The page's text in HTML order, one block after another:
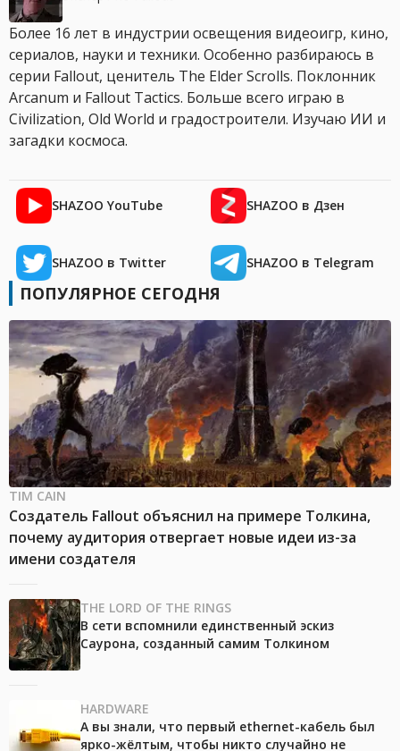
Более 16 лет в индустрии освещения видеоигр, кино,
сериалов, науки и техники. Особенно разбираюсь в
серии Fallout, ценитель The Elder Scrolls. Поклонник
Arcanum и Fallout Tactics. Больше всего играю в
Civilization, Old World и градостроители. Изучаю ИИ и
загадки космоса.
SHAZOO YouTube SHAZOO в Дзен
SHAZOO в Twitter SHAZOO в Telegram
ПОПУЛЯРНОЕ СЕГОДНЯ
TIM CAIN
Создатель Fallout объяснил на примере Толкина,
почему аудитория отвергает новые идеи из-за
имени создателя
THE LORD OF THE RINGS
В сети вспомнили единственный эскиз
Саурона, созданный самим Толкином
HARDWARE
А вы знали, что первый ethernet-кабель был
ярко-жёлтым, чтобы никто случайно не